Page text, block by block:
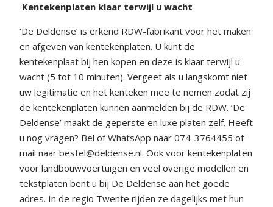
Kentekenplaten klaar terwijl u wacht
‘De Deldense’ is erkend RDW-fabrikant voor het maken
en afgeven van kentekenplaten. U kunt de
kentekenplaat bij hen kopen en deze is klaar terwijl u
wacht (5 tot 10 minuten). Vergeet als u langskomt niet
uw legitimatie en het kenteken mee te nemen zodat zij
de kentekenplaten kunnen aanmelden bij de RDW. ‘De
Deldense’ maakt de geperste en luxe platen zelf. Heeft
u nog vragen? Bel of WhatsApp naar 074-3764455 of
mail naar bestel@deldense.nl. Ook voor kentekenplaten
voor landbouwvoertuigen en veel overige modellen en
tekstplaten bent u bij De Deldense aan het goede
adres. In de regio Twente rijden ze dagelijks met hun